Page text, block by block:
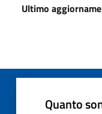
Ultimo
Quanto